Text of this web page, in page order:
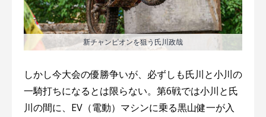
新チャンピオンを狙う氏川政哉
しかし今大会の優勝争いが、必ずしも氏川と小川の
一騎打ちになるとは限らない。第6戦では小川と氏
川の間に、EV（電動）マシンに乗る黒山健一が入